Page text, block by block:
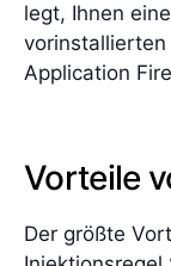
legt, Ihnen
vorinstallierten
Application
Vorteile
Der größte